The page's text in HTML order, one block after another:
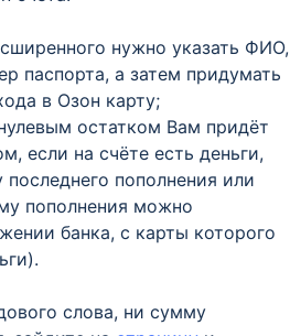
нужно указать ФИО,
паспорта, а затем придумать
в Озон карту;
остатком Вам придёт
если на счёте есть деньги,
пополнения или
пополнения можно
банка, с карты которого
слова, ни сумму